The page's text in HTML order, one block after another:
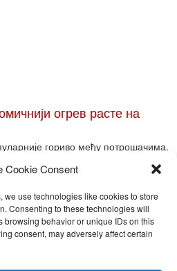
Cookie Consent
we use technologies like cookies to store
Consenting to these technologies will
browsing behavior or unique IDs on this
consent, may adversely affect certain
огрев расте на
гориво међу потрошачима.
Toggle